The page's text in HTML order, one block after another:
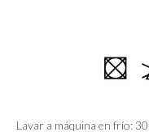
Lavar a máquina en frío: